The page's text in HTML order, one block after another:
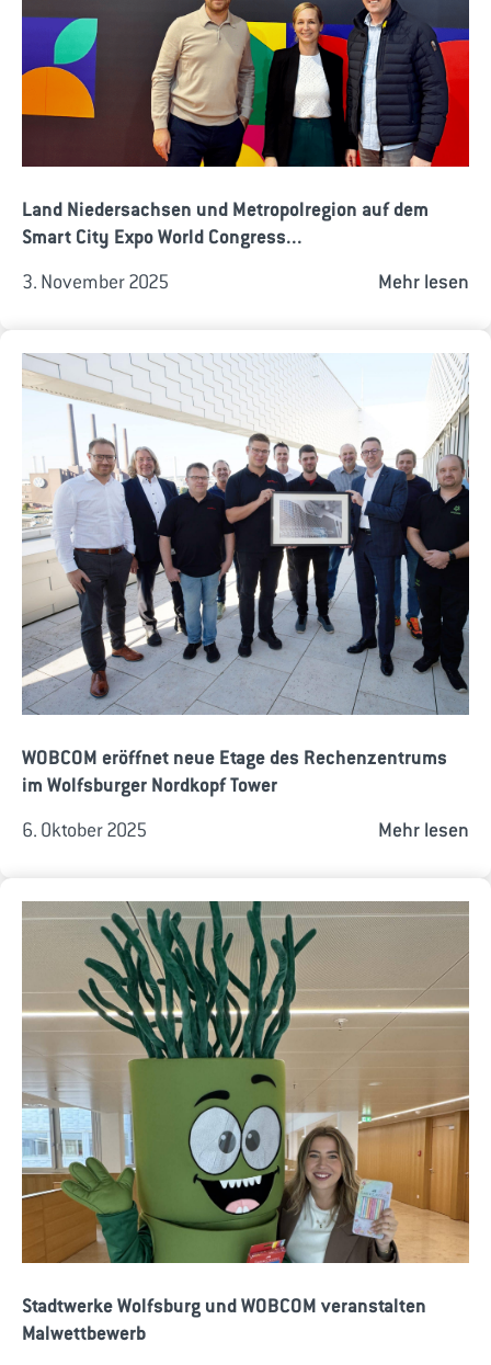
Land Niedersachsen und Metropolregion auf dem
Smart City Expo World Congress...
3. November 2025 Mehr lesen
WOBCOM eröffnet neue Etage des Rechenzentrums
im Wolfsburger Nordkopf Tower
6. Oktober 2025 Mehr lesen
Stadtwerke Wolfsburg und WOBCOM veranstalten
Malwettbewerb